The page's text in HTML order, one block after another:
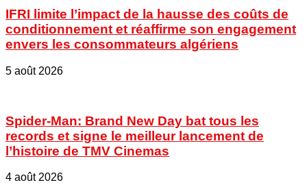
IFRI limite l’impact de la hausse des coûts de
conditionnement et réaffirme son engagement
envers les consommateurs algériens
5 août 2026
Spider-Man: Brand New Day bat tous les
records et signe le meilleur lancement de
l’histoire de TMV Cinemas
4 août 2026